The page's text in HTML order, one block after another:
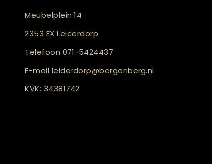
Meubelplein 14
2353 EX Leiderdorp
Telefoon 071-5424437
E-mail leiderdorp@bergenberg.nl
KVK: 34381742